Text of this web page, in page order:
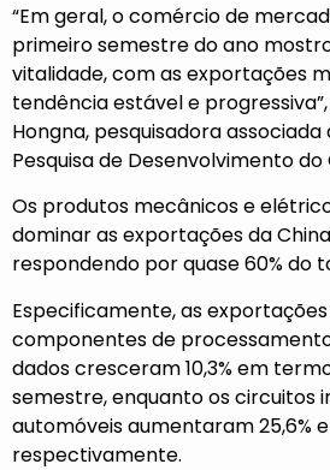
“Em geral, o comércio de
primeiro semestre do ano
vitalidade, com as exportações
tendência estável e
Hongna, pesquisadora
Pesquisa de Desenvolvimento do
Os produtos mecânicos e
dominar as exportações da
respondendo por quase 60% do
Especificamente, as
componentes de
dados cresceram 10,3% em
semestre, enquanto os circuitos
automóveis aumentaram 25,6% e
respectivamente.